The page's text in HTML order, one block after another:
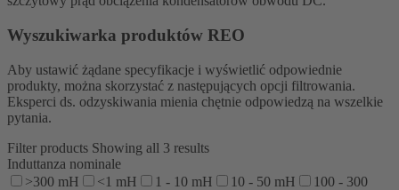
Wyszukiwarka produktów REO
Aby ustawić żądane specyfikacje i wyświetlić odpowiednie
produkty, można skorzystać z następujących opcji filtrowania.
Eksperci ds. odzyskiwania mienia chętnie odpowiedzą na wszelkie
pytania.
Filter products Showing all 3 results
Induttanza nominale
>300 mH
<1 mH 1 - 10 mH 10 - 50 mH
100 - 300